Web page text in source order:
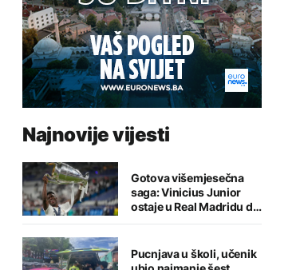
Najnovije vijesti
Gotova višemjesečna
saga: Vinicius Junior
ostaje u Real Madridu do
2032. godine
Pucnjava u školi, učenik